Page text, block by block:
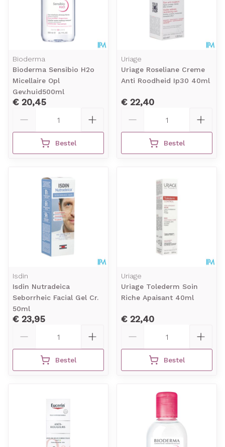
Bioderma
Bioderma Sensibio H2o
Micellaire Opl
Gev.huid500ml
€ 20,45
Bestel
Uriage
Uriage Roseliane Creme
Anti Roodheid Ip30 40ml
€ 22,40
Bestel
Isdin
Isdin Nutradeica
Seborrheic Facial Gel Cr.
50ml
€ 23,95
Bestel
Uriage
Uriage Tolederm Soin
Riche Apaisant 40ml
€ 22,40
Bestel